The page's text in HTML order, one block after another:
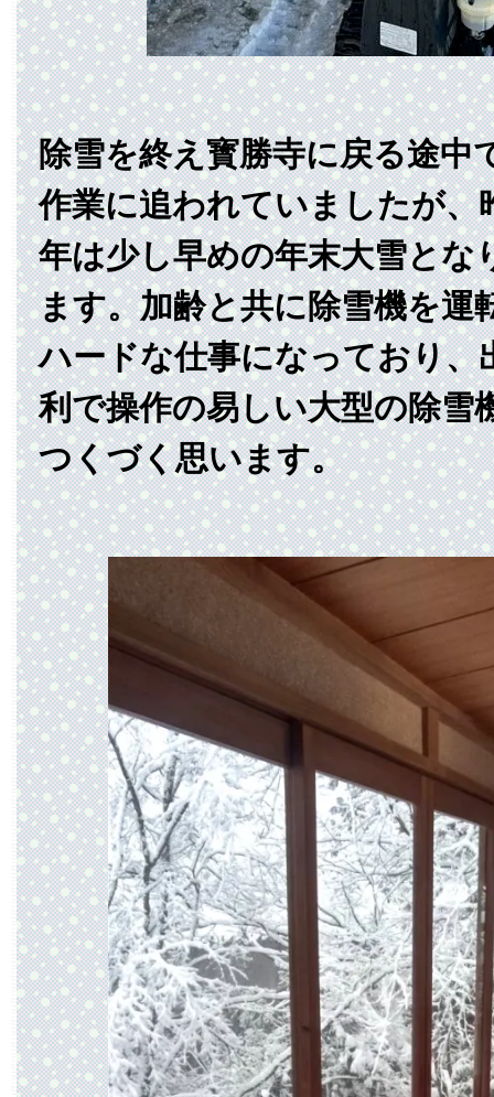
除雪を終え寳勝寺に戻る途中
作業に追われていましたが、
年は少し早めの年末大雪とな
ます。加齢と共に除雪機を運
ハードな仕事になっており、
利で操作の易しい大型の除雪
つくづく思います。